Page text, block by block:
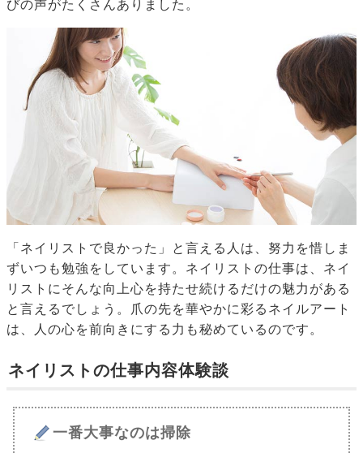
びの声がたくさんありました。
「ネイリストで良かった」と言える人は、努力を惜しま
ずいつも勉強をしています。ネイリストの仕事は、ネイ
リストにそんな向上心を持たせ続けるだけの魅力がある
と言えるでしょう。爪の先を華やかに彩るネイルアート
は、人の心を前向きにする力も秘めているのです。
ネイリストの仕事内容体験談
一番大事なのは掃除